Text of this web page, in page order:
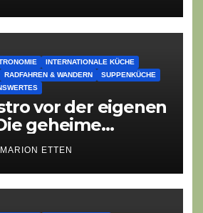
INTERNATIONALE KÜCHE
RADFAHREN & WANDERN
SUPPENKÜCHE
vor der eigenen
geheime
DNA des
Eiche“
MARION ETTEN